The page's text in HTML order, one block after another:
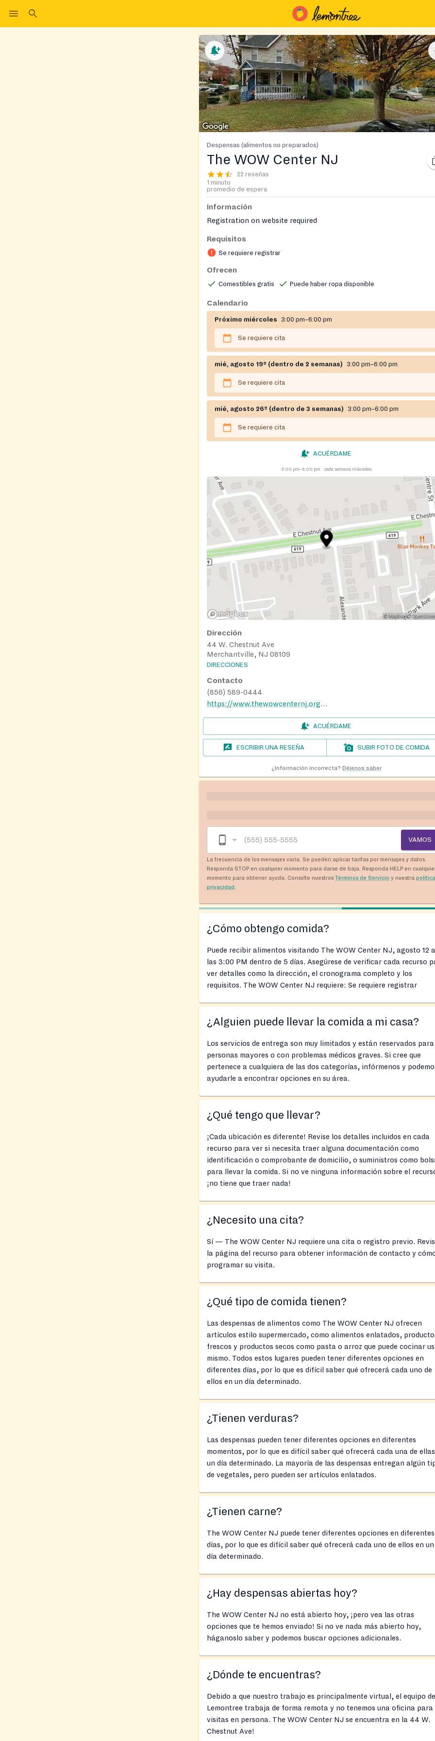
Despensas (alimentos no preparados)
The WOW Center NJ
22 reseñas
1 minuto
promedio de espera
Información
Registration on website required
Requisitos
Se requiere registrar
Ofrecen
Comestibles gratis Puede haber ropa disponible
Calendario
Próximo miércoles 3:00 pm–6:00 pm
Se requiere cita
mié, agosto 19º (dentro de 2 semanas) 3:00 pm–6:00 pm
Se requiere cita
mié, agosto 26º (dentro de 3 semanas) 3:00 pm–6:00 pm
Se requiere cita
ACUÉRDAME
3:00 pm–6:00 pm cada semana miércoles
Dirección
44 W. Chestnut Ave
Merchantville, NJ 08109
DIRECCIONES
Contacto
(856) 589-0444
https://www.thewowcenternj.org/contact-us
ACUÉRDAME
ESCRIBIR UNA RESEÑA SUBIR FOTO DE COMIDA
¿Información incorrecta? Déjenos saber
VAMOS
La frecuencia de los mensajes varía. Se pueden aplicar tarifas por mensajes y datos.
Responda STOP en cualquier momento para darse de baja. Responda HELP en
momento para obtener ayuda. Consulte nuestros Términos de Servicio y nuestra
privacidad
¿Cómo obtengo comida?
Puede recibir alimentos visitando The WOW Center NJ, agosto 12 a
las 3:00 PM dentro de 5 días. Asegúrese de verificar cada recurso
ver detalles como la dirección, el cronograma completo y los
requisitos. The WOW Center NJ requiere: Se requiere registrar
¿Alguien puede llevar la comida a mi casa?
Los servicios de entrega son muy limitados y están reservados para
personas mayores o con problemas médicos graves. Si cree que
pertenece a cualquiera de las dos categorías, infórmenos y
ayudarle a encontrar opciones en su área.
¿Qué tengo que llevar?
¡Cada ubicación es diferente! Revise los detalles incluidos en cada
recurso para ver si necesita traer alguna documentación como
identificación o comprobante de domicilio, o suministros como
para llevar la comida. Si no ve ninguna información sobre el
¡no tiene que traer nada!
¿Necesito una cita?
Sí — The WOW Center NJ requiere una cita o registro previo.
la página del recurso para obtener información de contacto y
programar su visita.
¿Qué tipo de comida tienen?
Las despensas de alimentos como The WOW Center NJ ofrecen
artículos estilo supermercado, como alimentos enlatados,
frescos y productos secos como pasta o arroz que puede cocinar
mismo. Todos estos lugares pueden tener diferentes opciones en
diferentes días, por lo que es difícil saber qué ofrecerá cada uno de
ellos en un día determinado.
¿Tienen verduras?
Las despensas pueden tener diferentes opciones en diferentes
momentos, por lo que es difícil saber qué ofrecerá cada una de
un día determinado. La mayoría de las despensas entregan algún
de vegetales, pero pueden ser artículos enlatados.
¿Tienen carne?
The WOW Center NJ puede tener diferentes opciones en diferentes
días, por lo que es difícil saber qué ofrecerá cada uno de ellos en un
día determinado.
¿Hay despensas abiertas hoy?
The WOW Center NJ no está abierto hoy, ¡pero vea las otras
opciones que te hemos enviado! Si no ve nada más abierto hoy,
háganoslo saber y podemos buscar opciones adicionales.
¿Dónde te encuentras?
Debido a que nuestro trabajo es principalmente virtual, el equipo de
Lemontree trabaja de forma remota y no tenemos una oficina para
visitas en persona. The WOW Center NJ se encuentra en la 44 W.
Chestnut Ave!